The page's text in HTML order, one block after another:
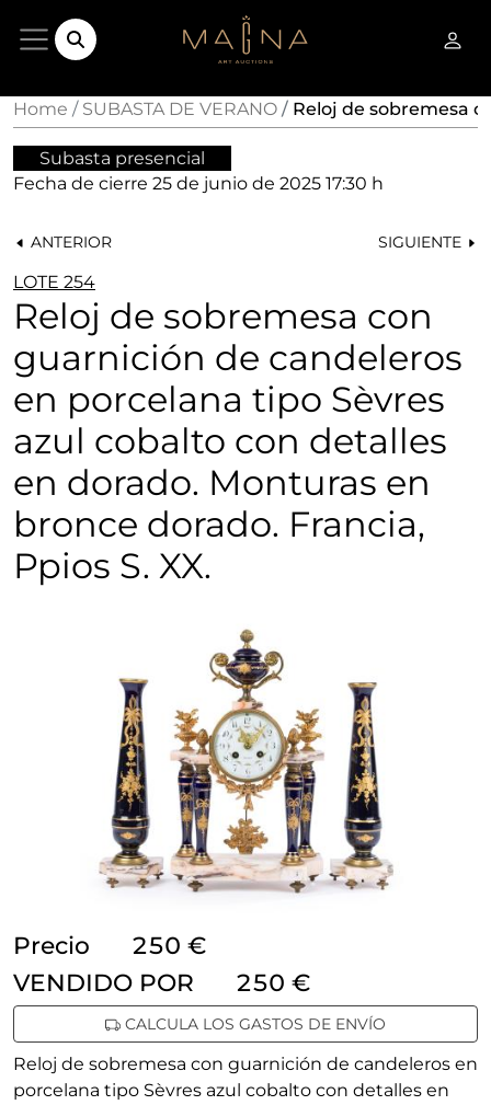
Home SUBASTA DE VERANO Reloj de sobremesa
Subasta presencial
Fecha de cierre 25 de junio de 2025 17:30 h
ANTERIOR SIGUIENTE
LOTE 254
Reloj de sobremesa con
guarnición de candeleros
en porcelana tipo Sèvres
azul cobalto con detalles
en dorado. Monturas en
bronce dorado. Francia,
Ppios S. XX.
Precio
250 €
VENDIDO POR
250 €
CALCULA LOS GASTOS DE ENVÍO
Reloj de sobremesa con guarnición de candeleros en
porcelana tipo Sèvres azul cobalto con detalles en